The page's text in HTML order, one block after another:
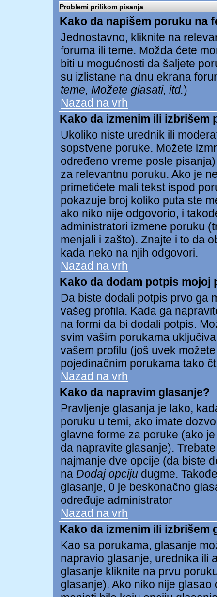
Problemi prilikom pisanja
Kako da napišem poruku na
Jednostavno, kliknite na
foruma ili teme. Možda ćete
biti u mogućnosti da šaljete
su izlistane na dnu ekrana
teme, Možete glasati, itd.)
Nazad na vrh
Kako da izmenim ili izbrišem
Ukoliko niste urednik ili
sopstvene poruke. Možete
određeno vreme posle
za relevantnu poruku. Ako je
primetićete mali tekst ispod
pokazuje broj koliko puta ste
ako niko nije odgovorio, i
administratori izmene poruku
menjali i zašto). Znajte i to da
kada neko na njih odgovori.
Nazad na vrh
Kako da dodam potpis mojoj
Da biste dodali potpis prvo ga
vašeg profila. Kada ga
na formi da bi dodali potpis.
svim vašim porukama
vašem profilu (još uvek
pojedinačnim porukama tako
Nazad na vrh
Kako da napravim glasanje?
Pravljenje glasanja je lako,
poruku u temi, ako imate
glavne forme za poruke (ako
da napravite glasanje).
najmanje dve opcije (da biste
na Dodaj opciju dugme.
glasanje, 0 je beskonačno
određuje administrator
Nazad na vrh
Kako da izmenim ili izbrišem
Kao sa porukama, glasanje
napravio glasanje, urednika ili
glasanje kliknite na prvu
glasanje). Ako niko nije